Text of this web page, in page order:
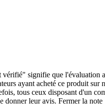
vérifié" signifie que l'évaluation
ayant acheté ce produit sur
tous ceux disposant d'un
donner leur avis. Fermer la note